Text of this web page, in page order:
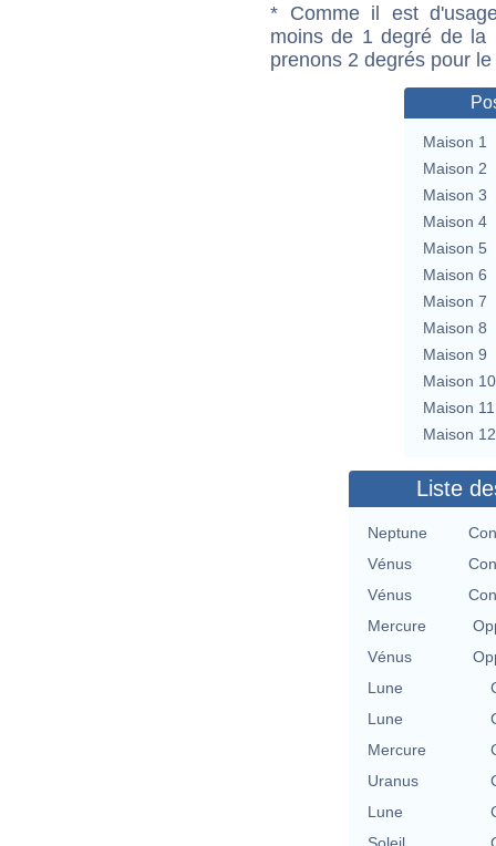
* Comme il est
moins de 1 degré de la
prenons 2 degrés pour
Maison 1
Maison 2
Maison 3
Maison 4
Maison 5
Maison 6
Maison 7
Maison 8
Maison 9
Maison 10
Maison 11
Maison 12
Liste
Neptune
Vénus
Vénus
Mercure
Vénus
Lune
Lune
Mercure
Uranus
Lune
Soleil